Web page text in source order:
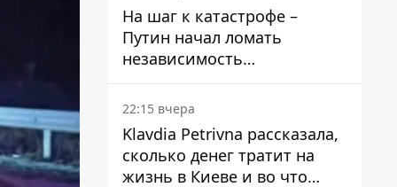
На шаг к катастрофе –
Путин начал ломать
независимость
собственного Центробанка,
заставив снизить базовую
ставку
22:15 вчера
Klavdia Petrivna рассказала,
сколько денег тратит на
жизнь в Киеве и во что